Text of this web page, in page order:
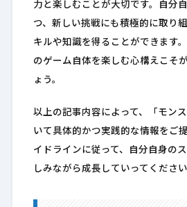
力と楽しむことが大切です。自分
つ、新しい挑戦にも積極的に取り
キルや知識を得ることができます
のゲーム自体を楽しむ心構えこそ
ょう。
以上の記事内容によって、「モン
いて具体的かつ実践的な情報をご
イドラインに従って、自分自身の
しみながら成長していってください